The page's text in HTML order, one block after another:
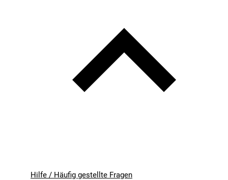
Hilfe / Häufig gestellte Fragen